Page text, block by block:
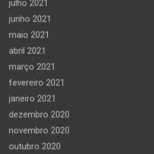
julho 2021
junho 2021
maio 2021
abril 2021
março 2021
fevereiro 2021
janeiro 2021
dezembro 2020
novembro 2020
outubro 2020